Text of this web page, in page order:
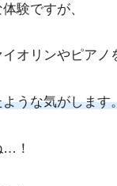
験ですが、
オリンやピアノ
うな気がします
…！